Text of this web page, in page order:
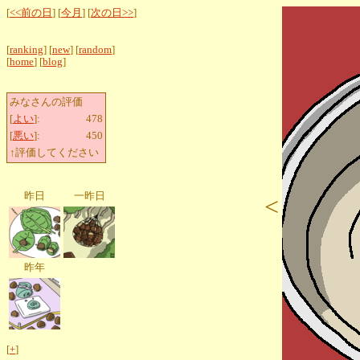
[<<前の日 ] [今月 ] [次の日>>]
[ranking] [new] [random]
[home] [blog]
みなさんの評価
[よい]:
478
[悪い]:
450
↑評価してください
昨日 一昨日
昨年
[+]
<